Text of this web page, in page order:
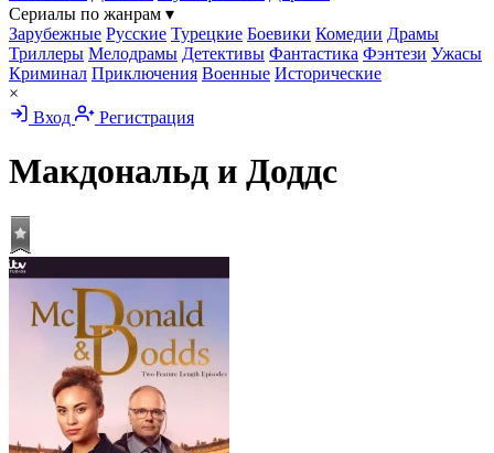
Сериалы по жанрам ▾
Зарубежные Русские Турецкие Боевики Комедии Драмы
Триллеры Мелодрамы Детективы Фантастика Фэнтези Ужасы
Криминал Приключения Военные Исторические
×
Вход
Регистрация
Макдональд и Доддс